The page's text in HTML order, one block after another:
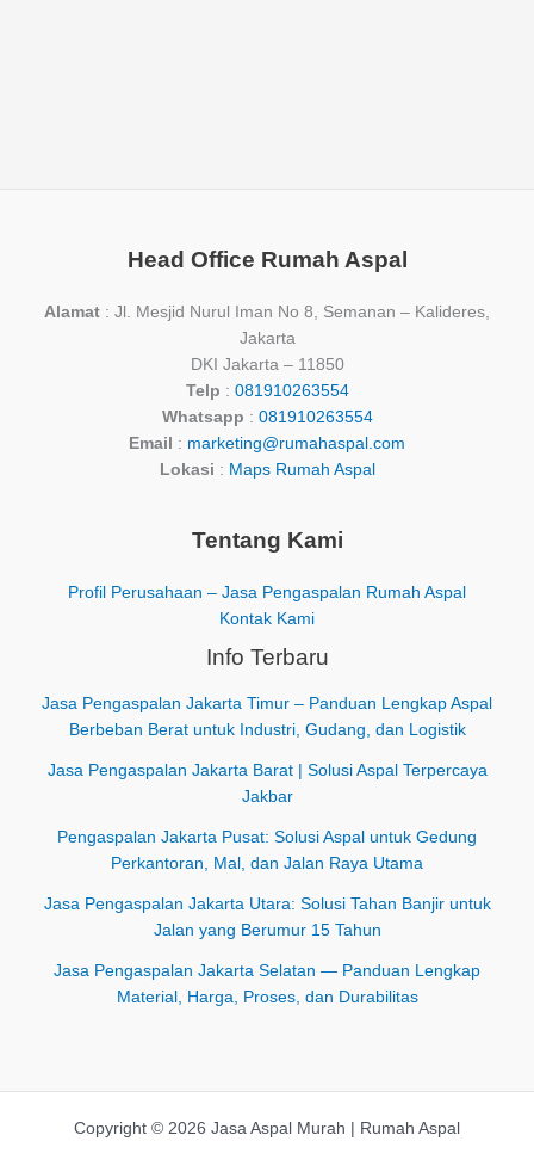
Head Office Rumah Aspal
Alamat : Jl. Mesjid Nurul Iman No 8, Semanan – Kalideres,
Jakarta
DKI Jakarta – 11850
Telp : 081910263554
Whatsapp : 081910263554
Email
: marketing@rumahaspal.com
Lokasi : Maps Rumah Aspal
Tentang Kami
Profil Perusahaan – Jasa Pengaspalan Rumah Aspal
Kontak Kami
Info Terbaru
Jasa Pengaspalan Jakarta Timur – Panduan Lengkap Aspal
Berbeban Berat untuk Industri, Gudang, dan Logistik
Jasa Pengaspalan Jakarta Barat | Solusi Aspal Terpercaya
Jakbar
Pengaspalan Jakarta Pusat: Solusi Aspal untuk Gedung
Perkantoran, Mal, dan Jalan Raya Utama
Jasa Pengaspalan Jakarta Utara: Solusi Tahan Banjir untuk
Jalan yang Berumur 15 Tahun
Jasa Pengaspalan Jakarta Selatan — Panduan Lengkap
Material, Harga, Proses, dan Durabilitas
Copyright © 2026 Jasa Aspal Murah | Rumah Aspal